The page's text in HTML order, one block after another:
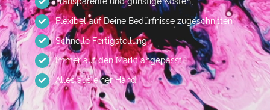
Flexibel auf Deine Bedürfnisse zugeschnitten
Schnelle Fertigstellung
Immer auf den Markt angepasst
Alles aus einer Hand